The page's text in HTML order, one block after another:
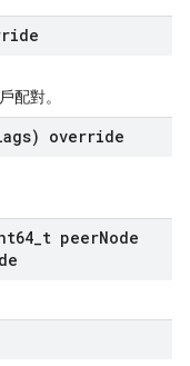
配對。
override
t peerNode